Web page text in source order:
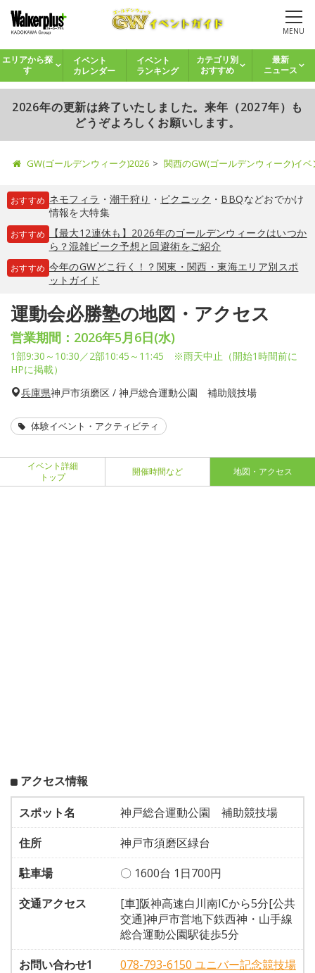
MENU
エリアから探
す
イベント
カレンダー
イベント
ランキング
カテゴリ別
おすすめ
最新
ニュース
2026年の更新は終了いたしました。来年（2027年）も
どうぞよろしくお願いします。
GW(ゴールデンウィーク)2026 関西のGW(ゴールデンウィーク)イ
おすすめ ネモフィラ ・ 潮干狩り ・ ピクニック ・ BBQなどおでかけ
情報を大特集
おすすめ
【最大12連休も】2026年のゴールデンウィークはいつか
ら？混雑ピーク予想と回避術をご紹介
おすすめ 今年のGWどこ行く！？関東・関西・東海エリア別スポ
ットガイド
運動会必勝塾の地図・アクセス
営業期間：2026年5月6日(水)
1部9:30～10:30／2部10:45～11:45 ※雨天中止（開始1時間前に
HPに掲載）
兵庫県神戸市須磨区 / 神戸総合運動公園 補助競技場
体験イベント・アクティビティ
イベント詳細
トップ
開催時間など 地図・アクセス
アクセス情報
スポット名
神戸総合運動公園 補助競技場
住所
神戸市須磨区緑台
駐車場
〇 1600台 1日700円
交通アクセス
[車]阪神高速白川南ICから5分[公共
交通]神戸市営地下鉄西神・山手線
総合運動公園駅徒歩5分
お問い合わせ1
078-793-6150 ユニバー記念競技場